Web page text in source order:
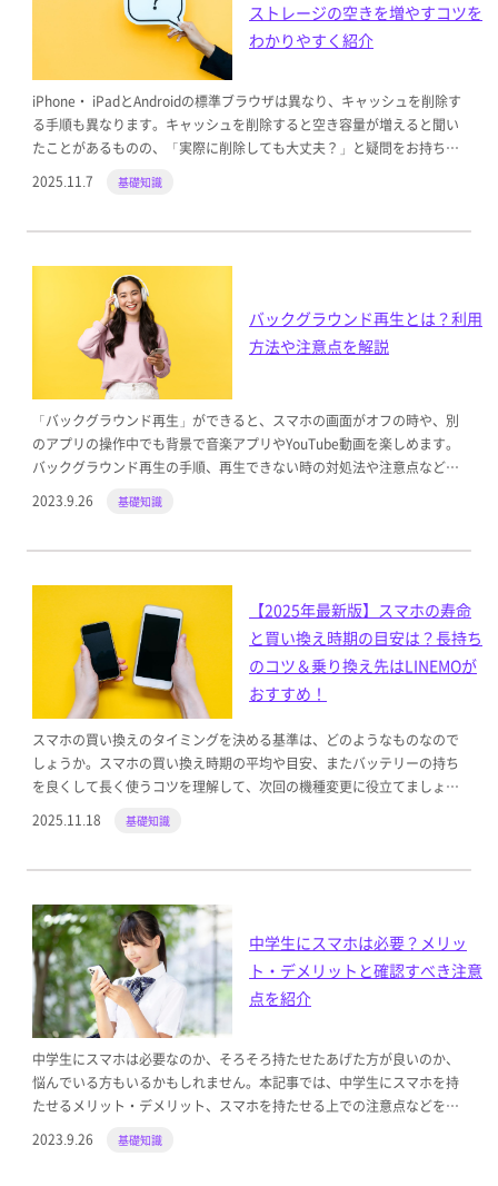
ストレージの空きを増やすコツを
わかりやすく紹介
iPhone・ iPadとAndroidの標準ブラウザは異なり、キャッシュを削除す
る手順も異なります。キャッシュを削除すると空き容量が増えると聞い
たことがあるものの、「実際に削除しても大丈夫？」と疑問をお持ちの
2025.11.7 基礎知識
バックグラウンド再生とは？利用
方法や注意点を解説
「バックグラウンド再生」ができると、スマホの画面がオフの時や、別
のアプリの操作中でも背景で音楽アプリやYouTube動画を楽しめます。
バックグラウンド再生の手順、再生できない時の対処法や注意点などを
2023.9.26 基礎知識
【2025年最新版】スマホの寿命
と買い換え時期の目安は？長持ち
のコツ＆乗り換え先はLINEMOが
おすすめ！
スマホの買い換えのタイミングを決める基準は、どのようなものなので
しょうか。スマホの買い換え時期の平均や目安、またバッテリーの持ち
を良くして長く使うコツを理解して、次回の機種変更に役立てましょ
2025.11.18 基礎知識
中学生にスマホは必要？メリッ
ト・デメリットと確認すべき注意
点を紹介
中学生にスマホは必要なのか、そろそろ持たせたあげた方が良いのか、
悩んでいる方もいるかもしれません。本記事では、中学生にスマホを持
たせるメリット・デメリット、スマホを持たせる上での注意点などを説
2023.9.26 基礎知識